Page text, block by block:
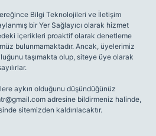
Bilgi Teknolojileri ve İletişim
bir Yer Sağlayıcı olarak hizmet
içerikleri proaktif olarak denetleme
bulunmamaktadır. Ancak, üyelerimiz
taşımakta olup, siteye üye olarak
aykırı olduğunu düşündüğünüz
adresine bildirmeniz halinde,
sitemizden kaldırılacaktır.